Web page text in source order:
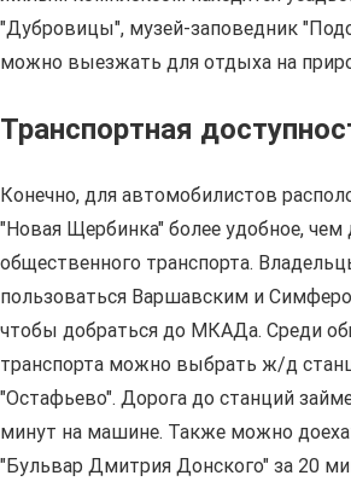
"Дубровицы", музей-заповедник
можно выезжать для отдыха на
Транспортная
Конечно, для автомобилистов
"Новая Щербинка" более удобное, чем
общественного транспорта.
пользоваться Варшавским и
чтобы добраться до МКАДа. Среди
транспорта можно выбрать ж/д
"Остафьево". Дорога до станций
минут на машине. Также можно
"Бульвар Дмитрия Донского" за 20